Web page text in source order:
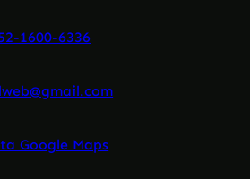
1600-6336
Google Maps